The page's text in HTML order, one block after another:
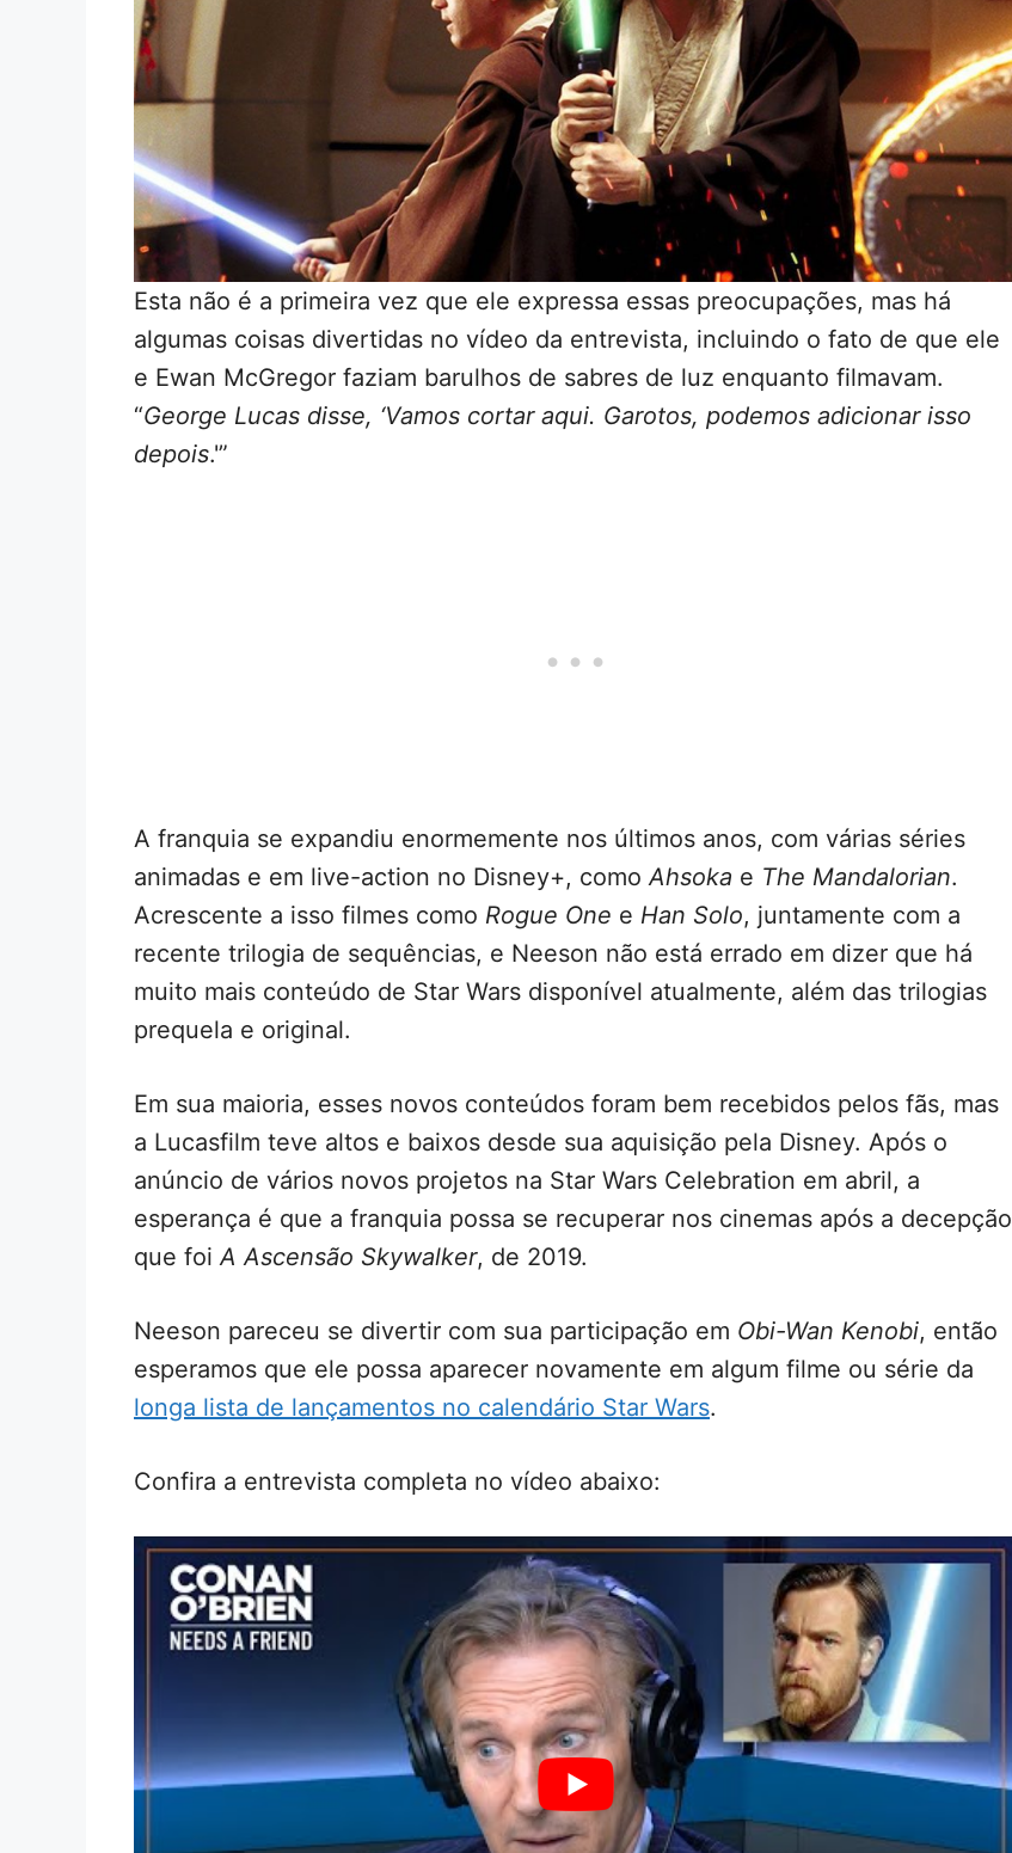
Esta não é a primeira vez que ele expressa essas preocupações, mas há
algumas coisas divertidas no vídeo da entrevista, incluindo o fato de que ele
e Ewan McGregor faziam barulhos de sabres de luz enquanto filmavam.
“George Lucas disse, ‘Vamos cortar aqui. Garotos, podemos adicionar isso
depois.'”
A franquia se expandiu enormemente nos últimos anos, com várias séries
animadas e em live-action no Disney+, como Ahsoka e The Mandalorian.
Acrescente a isso filmes como Rogue One e Han Solo, juntamente com a
recente trilogia de sequências, e Neeson não está errado em dizer que há
muito mais conteúdo de Star Wars disponível atualmente, além das trilogias
prequela e original.
Em sua maioria, esses novos conteúdos foram bem recebidos pelos fãs, mas
a Lucasfilm teve altos e baixos desde sua aquisição pela Disney. Após o
anúncio de vários novos projetos na Star Wars Celebration em abril, a
esperança é que a franquia possa se recuperar nos cinemas após a decepção
que foi A Ascensão Skywalker, de 2019.
Neeson pareceu se divertir com sua participação em Obi-Wan Kenobi, então
esperamos que ele possa aparecer novamente em algum filme ou série da
longa lista de lançamentos no calendário Star Wars.
Confira a entrevista completa no vídeo abaixo: